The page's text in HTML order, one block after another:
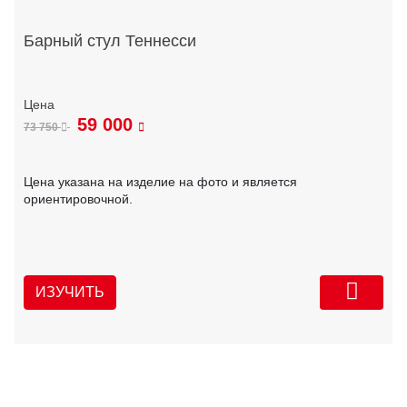
Барный стул Теннесси
73 750 59 000
Цена указана на изделие на фото и является
ориентировочной.
ИЗУЧИТЬ